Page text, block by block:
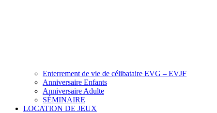
Enterrement de vie de célibataire EVG – EVJF
Anniversaire Enfants
Anniversaire Adulte
SÉMINAIRE
LOCATION DE JEUX